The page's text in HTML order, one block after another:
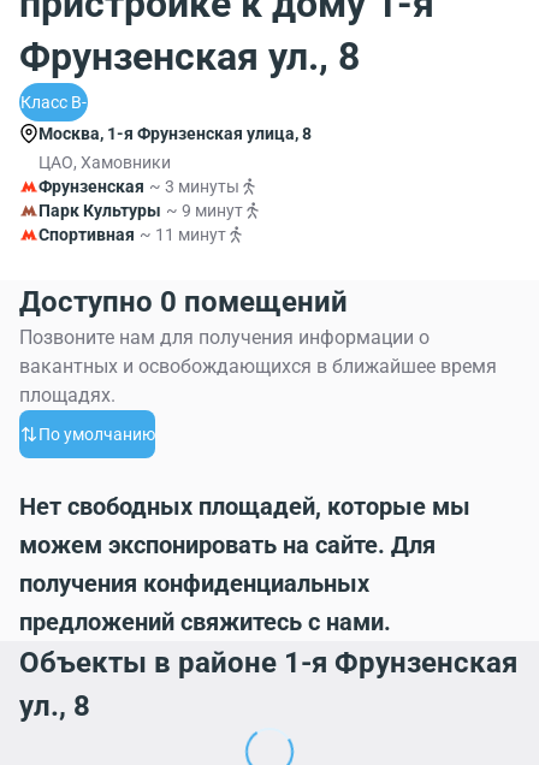
Фрунзенская ул., 8
Класс B-
Москва, 1-я Фрунзенская улица, 8
ЦАО, Хамовники
Фрунзенская ~ 3 минуты
Парк Культуры ~ 9 минут
Спортивная ~ 11 минут
Доступно 0 помещений
Позвоните нам для получения информации о
вакантных и освобождающихся в ближайшее время
площадях.
По умолчанию
Нет свободных площадей, которые мы
можем экспонировать на сайте. Для
получения конфиденциальных
предложений свяжитесь с нами.
Объекты в районе 1-я Фрунзенская
ул., 8